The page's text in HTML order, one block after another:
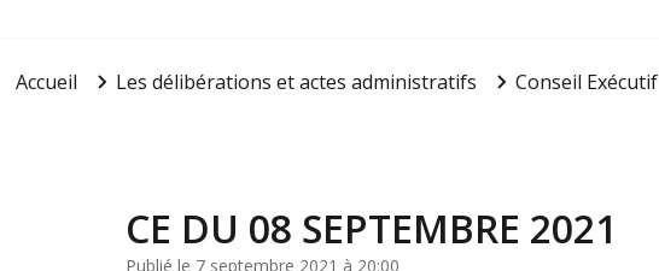
Accueil Les délibérations et actes administratifs Conseil Exécutif
CE DU 08 SEPTEMBRE 2021
Publié le 7 septembre 2021 à 20:00